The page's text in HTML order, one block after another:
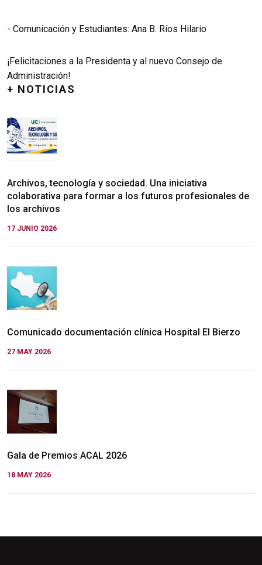
- Comunicación y Estudiantes: Ana B. Ríos Hilario
¡Felicitaciones a la Presidenta y al nuevo Consejo de
Administración!
+ NOTICIAS
Archivos, tecnología y sociedad. Una iniciativa
colaborativa para formar a los futuros profesionales de
los archivos
17 JUNIO 2026
Comunicado documentación clínica Hospital El Bierzo
27 MAY 2026
Gala de Premios ACAL 2026
18 MAY 2026